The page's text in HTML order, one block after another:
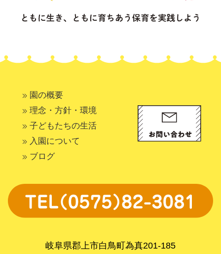
園の概要
理念・方針・環境
子どもたちの生活
入園について
ブログ
岐阜県郡上市白鳥町為真201-185